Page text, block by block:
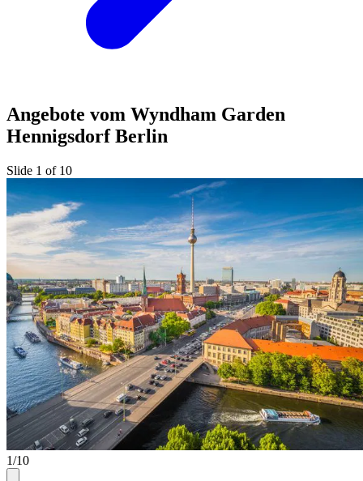
Angebote vom Wyndham Garden
Hennigsdorf Berlin
Slide 1 of 10
1/10